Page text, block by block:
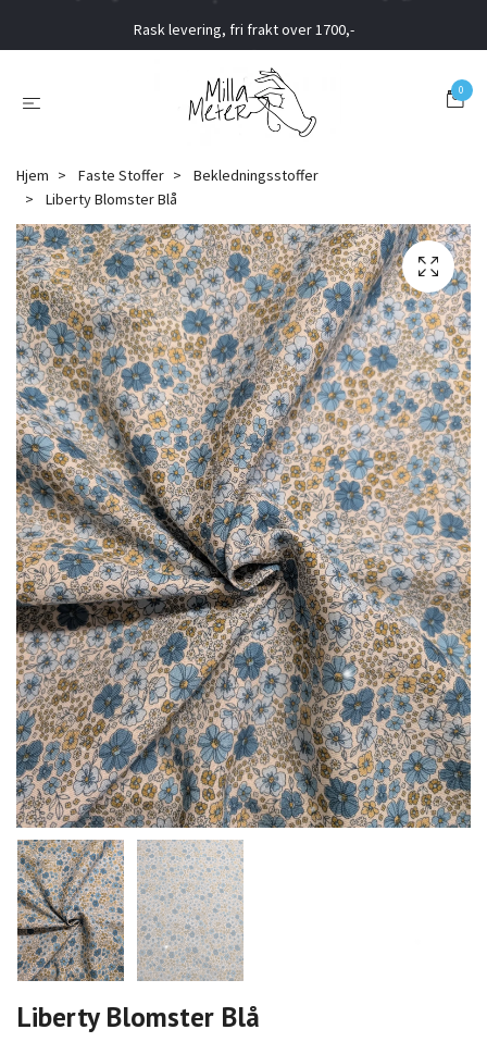
Rask levering, fri frakt over 1700,-
0
Hjem Faste Stoffer
Bekledningsstoffer
Liberty Blomster Blå
Liberty Blomster Blå